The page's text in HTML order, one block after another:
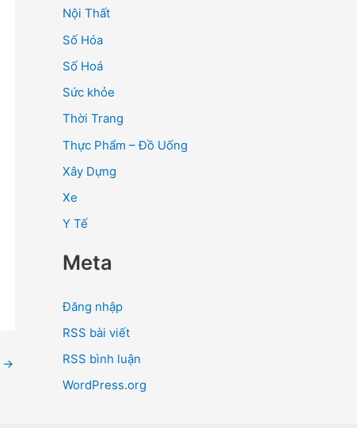
→
Nội Thất
Số Hóa
Số Hoá
Sức khỏe
Thời Trang
Thực Phẩm – Đồ Uống
Xây Dựng
Xe
Y Tế
Meta
Đăng nhập
RSS bài viết
RSS bình luận
WordPress.org